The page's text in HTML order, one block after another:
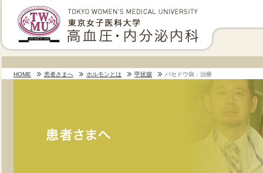
HOME 患者さまへ ホルモンとは 甲状腺 バセドウ病：治療